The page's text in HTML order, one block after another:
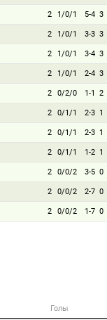
2 1/0/1 5-4 3
2 1/0/1 3-3 3
2 1/0/1 3-4 3
2 1/0/1 2-4 3
2 0/2/0 1-1 2
2 0/1/1 2-3 1
2 0/1/1 2-3 1
2 0/1/1 1-2 1
2 0/0/2 3-5 0
2 0/0/2 2-7 0
2 0/0/2 1-7 0
Голы